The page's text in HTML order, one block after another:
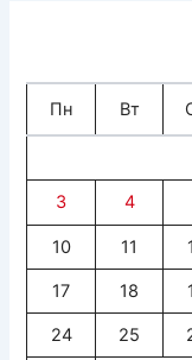
Пн Вт
3 4
10 11
17 18
24 25